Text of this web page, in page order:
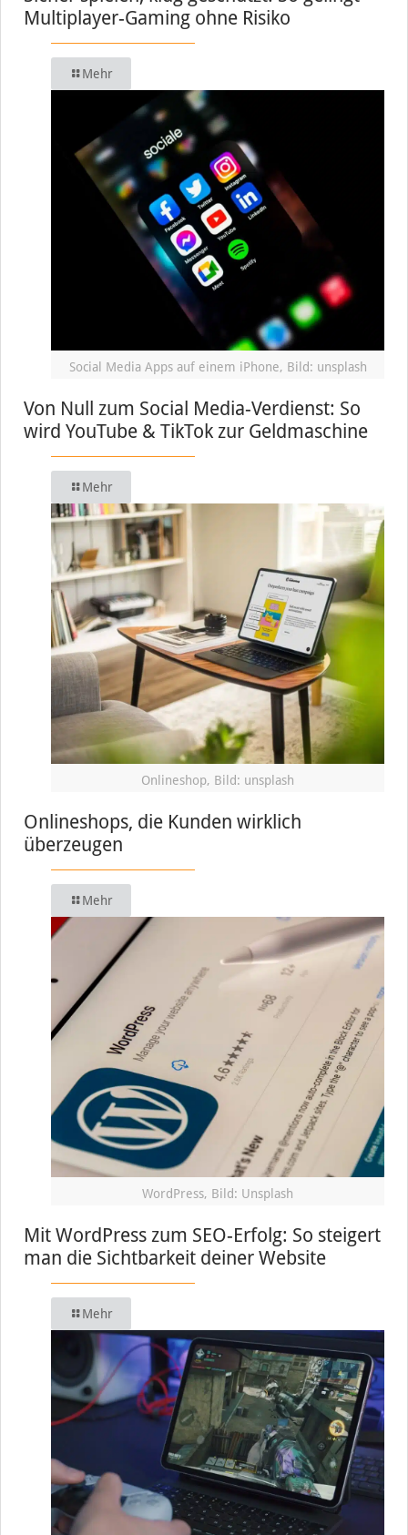
Multiplayer-Gaming ohne Risiko
Mehr
Social Media Apps auf einem iPhone, Bild: unsplash
Von Null zum Social Media-Verdienst: So
wird YouTube & TikTok zur Geldmaschine
Mehr
Onlineshop, Bild: unsplash
Onlineshops, die Kunden wirklich
überzeugen
Mehr
WordPress, Bild: Unsplash
Mit WordPress zum SEO-Erfolg: So steigert
man die Sichtbarkeit deiner Website
Mehr